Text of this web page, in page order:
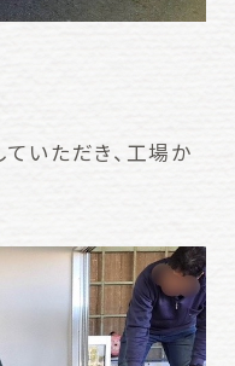
いただき、工場か